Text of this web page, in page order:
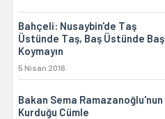
Bahçeli: Nusaybin'de Taş
Üstünde Taş, Baş Üstünde Baş
Koymayın
5 Nisan 2016
Bakan Sema Ramazanoğlu'nun
Kurduğu Cümle